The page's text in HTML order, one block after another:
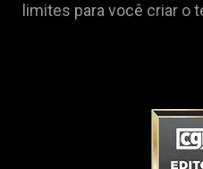
limites para você criar o